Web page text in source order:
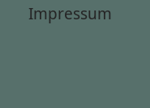
Impressum